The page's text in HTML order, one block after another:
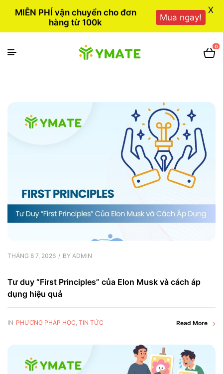
0
THÁNG 8 7, 2026 BY ADMIN
Tư duy “First Principles” của Elon Musk và cách áp
dụng hiệu quả
IN PHƯƠNG PHÁP HỌC TIN TỨC Read More
MIỄN PHÍ vận chuyển cho đơn
hàng từ 100k
Mua ngay!
X